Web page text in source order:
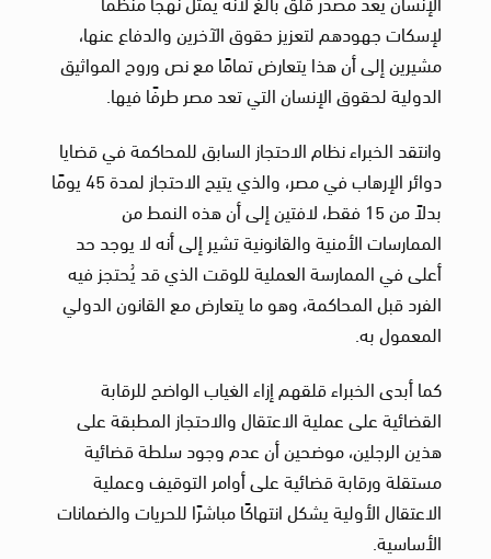
لإسكات جهودهم لتعزيز حقوق الآخرين والدفاع عنها،
مشيرين إلى أن هذا يتعارض تمامًا مع نص وروح المواثيق
الدولية لحقوق الإنسان التي تعد مصر طرفًا فيها.
وانتقد الخبراء نظام الاحتجاز السابق للمحاكمة في قضايا
دوائر الإرهاب في مصر، والذي يتيح الاحتجاز لمدة 45 يومًا
بدلاً من 15 فقط، لافتين إلى أن هذه النمط من
الممارسات الأمنية والقانونية تشير إلى أنه لا يوجد حد
أعلى في الممارسة العملية للوقت الذي قد يُحتجز فيه
الفرد قبل المحاكمة، وهو ما يتعارض مع القانون الدولي
المعمول به.
كما أبدى الخبراء قلقهم إزاء الغياب الواضح للرقابة
القضائية على عملية الاعتقال والاحتجاز المطبقة على
هذين الرجلين، موضحين أن عدم وجود سلطة قضائية
مستقلة ورقابة قضائية على أوامر التوقيف وعملية
الاعتقال الأولية يشكل انتهاكًا مباشرًا للحريات والضمانات
الأساسية.